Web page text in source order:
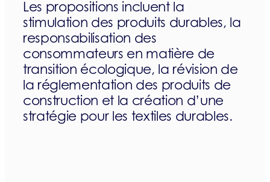
Les propositions incluent la
stimulation des produits durables, la
responsabilisation des
consommateurs en matière de
transition écologique, la révision de
la réglementation des produits de
construction et la création d’une
stratégie pour les textiles durables.